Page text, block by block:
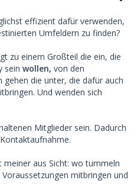
effizient dafür verwenden,
Umfeldern zu finden?
zu einem Großteil die ein, die
sein wollen, von den
die unter, die dafür auch
Und wenden sich
Mitglieder sein. Dadurch
meiner aus Sicht: wo tummeln
mitbringen und